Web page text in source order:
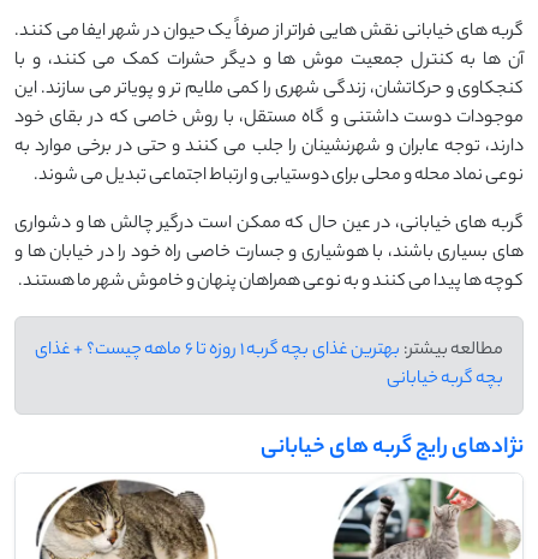
گربه ‌های خیابانی نقش ‌هایی فراتر از صرفاً یک حیوان در شهر ایفا می ‌کنند.
آن ‌ها به کنترل جمعیت موش ‌ها و دیگر حشرات کمک می ‌کنند، و با
کنجکاوی و حرکاتشان، زندگی شهری را کمی ملایم‌ تر و پویاتر می ‌سازند. این
موجودات دوست ‌داشتنی و گاه مستقل، با روش خاصی که در بقای خود
دارند، توجه عابران و شهرنشینان را جلب می ‌کنند و حتی در برخی موارد به
نوعی نماد محله و محلی برای دوستیابی و ارتباط اجتماعی تبدیل می ‌شوند.
گربه‌ های خیابانی، در عین حال که ممکن است درگیر چالش‌ ها و دشواری
‌های بسیاری باشند، با هوشیاری و جسارت خاصی راه خود را در خیابان ‌ها و
کوچه‌ ها پیدا می‌ کنند و به نوعی همراهان پنهان و خاموش شهر ما هستند.
مطالعه بیشتر:
بهترین غذای بچه گربه 1 روزه تا 6 ماهه چیست؟ + غذای
بچه گربه خیابانی
نژادهای رایج گربه های خیابانی